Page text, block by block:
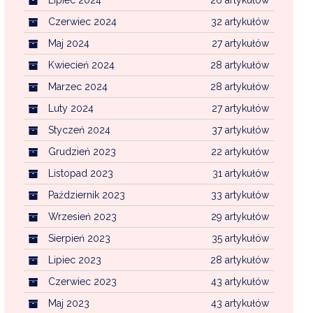
32 artykułów
Czerwiec 2024
27 artykułów
Maj 2024
28 artykułów
Kwiecień 2024
28 artykułów
Marzec 2024
27 artykułów
Luty 2024
37 artykułów
Styczeń 2024
22 artykułów
Grudzień 2023
31 artykułów
Listopad 2023
33 artykułów
Październik 2023
29 artykułów
Wrzesień 2023
35 artykułów
Sierpień 2023
28 artykułów
Lipiec 2023
43 artykułów
Czerwiec 2023
43 artykułów
Maj 2023